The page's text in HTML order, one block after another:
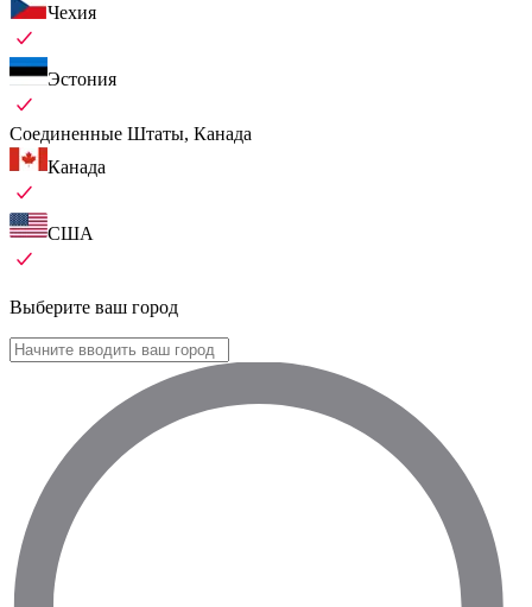
Чехия
Эстония
Соединенные Штаты, Канада
Канада
США
Выберите ваш город